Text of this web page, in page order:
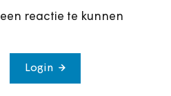
reactie te kunnen
Login